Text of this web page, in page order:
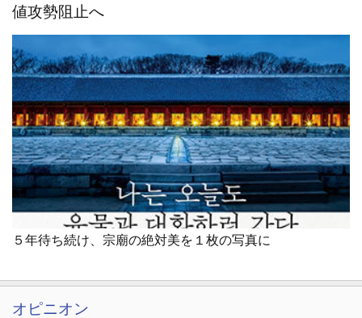
値攻勢阻止へ
５年待ち続け、宗廟の絶対美を１枚の写真に
オピニオン